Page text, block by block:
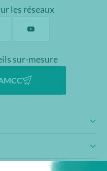
les réseaux
sur-mesure